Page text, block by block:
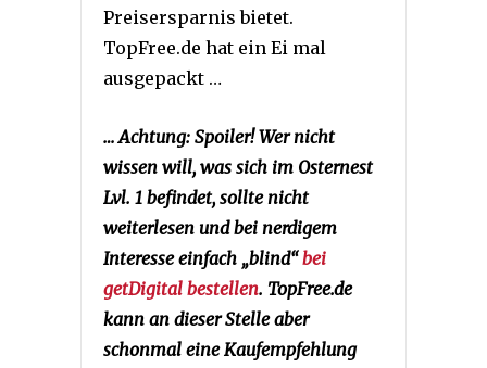
Preisersparnis bietet.
TopFree.de hat ein Ei mal
ausgepackt …
… Achtung: Spoiler! Wer nicht
wissen will, was sich im Osternest
Lvl. 1 befindet, sollte nicht
weiterlesen und bei nerdigem
Interesse einfach „blind“bei
getDigital bestellen. TopFree.de
kann an dieser Stelle aber
schonmal eine Kaufempfehlung